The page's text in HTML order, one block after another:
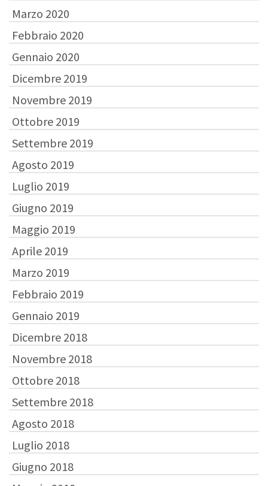
Marzo 2020
Febbraio 2020
Gennaio 2020
Dicembre 2019
Novembre 2019
Ottobre 2019
Settembre 2019
Agosto 2019
Luglio 2019
Giugno 2019
Maggio 2019
Aprile 2019
Marzo 2019
Febbraio 2019
Gennaio 2019
Dicembre 2018
Novembre 2018
Ottobre 2018
Settembre 2018
Agosto 2018
Luglio 2018
Giugno 2018